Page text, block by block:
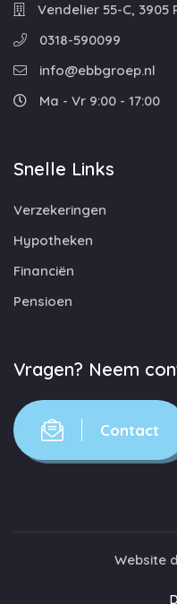
Vendelier 55-C, 3905
0318-590099
info@ebbgroep.nl
Ma - Vr 9:00 - 17:00
Snelle Links
Verzekeringen
Hypotheken
Financiën
Pensioen
Vragen? Neem
Contact
Website